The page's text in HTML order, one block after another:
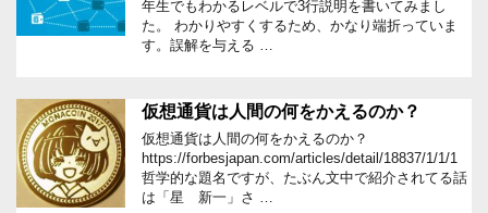
年生でもわかるレベルで3行説明を書いてみまし
た。 わかりやすくするため、かなり端折っていま
す。誤解を与える …
仮想通貨は人間の何をかえるのか？
仮想通貨は人間の何をかえるのか？
https://forbesjapan.com/articles/detail/18837/1/1/1
哲学的な題名ですが、たぶん文中で紹介されてる話
は「星 新一」さ …